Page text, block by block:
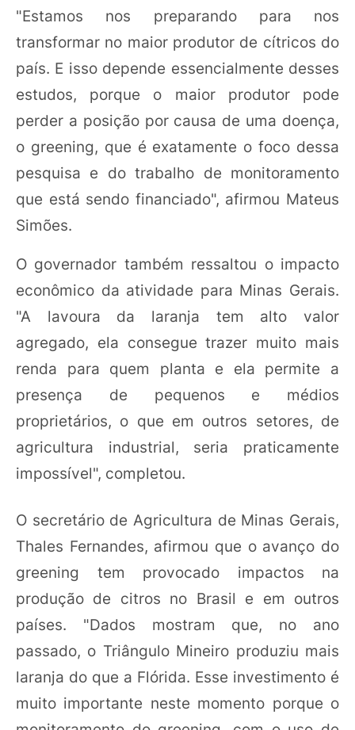
"Estamos nos preparando para nos
transformar no maior produtor de cítricos do
país. E isso depende essencialmente desses
estudos, porque o maior produtor pode
perder a posição por causa de uma doença,
o greening, que é exatamente o foco dessa
pesquisa e do trabalho de monitoramento
que está sendo financiado", afirmou Mateus
Simões.
O governador também ressaltou o impacto
econômico da atividade para Minas Gerais.
"A lavoura da laranja tem alto valor
agregado, ela consegue trazer muito mais
renda para quem planta e ela permite a
presença de pequenos e médios
proprietários, o que em outros setores, de
agricultura industrial, seria praticamente
impossível", completou.
O secretário de Agricultura de Minas Gerais,
Thales Fernandes, afirmou que o avanço do
greening tem provocado impactos na
produção de citros no Brasil e em outros
países. "Dados mostram que, no ano
passado, o Triângulo Mineiro produziu mais
laranja do que a Flórida. Esse investimento é
muito importante neste momento porque o